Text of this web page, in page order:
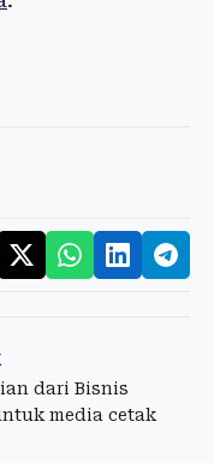
dari Bisnis
media cetak